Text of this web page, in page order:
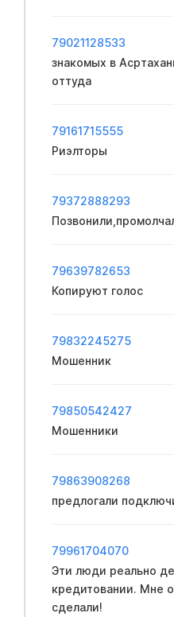
79021128533
знакомых в
оттуда
79161715555
Риэлторы
79372888293
79639782653
Копируют голос
79832245275
Мошенник
79850542427
Мошенники
79863908268
предлогали
79961704070
Эти люди реально
кредитовании. Мне
сделали!